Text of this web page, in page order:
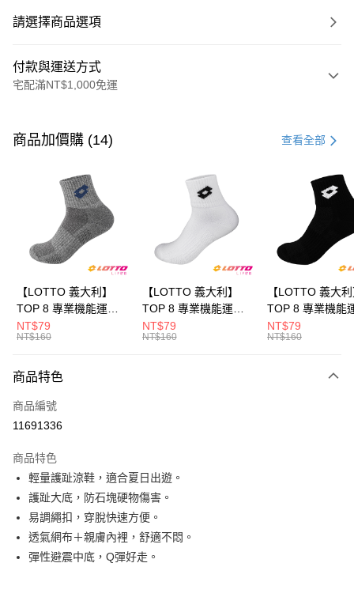
請選擇商品選項
付款與運送方式
宅配滿NT$1,000免運
信用卡一次付款
Apple Pay
悠遊付
ATM付款
付款後全家取貨
每筆NT$80，滿NT$1,500(含以上)免運費
付款後萊爾富取貨
每筆NT$80，滿NT$3,000(含以上)免運費
付款後7-11取貨
每筆NT$80，滿NT$1,500(含以上)免運費
宅配
每筆NT$80，滿NT$1,000(含以上)免運費
商品加價購 (14) 查看全部
【LOTTO 義大利】
TOP 8 專業機能運動
襪-加大款(灰藍-
LT9CMW8308)
NT$79
NT$160
【LOTTO 義大利】
TOP 8 專業機能運動
襪-加大款(白/黑-
LT9CMW8309)
NT$79
NT$160
【LOTTO 義大
TOP 8 專業機能
襪-加大款(黑/白-
LT9CMW8300)
NT$79
NT$160
商品特色
商品編號
11691336
商品特色
輕量護趾涼鞋，適合夏日出遊。
護趾大底，防石塊硬物傷害。
易調繩扣，穿脫快速方便。
透氣網布＋親膚內裡，舒適不悶。
彈性避震中底，Q彈好走。